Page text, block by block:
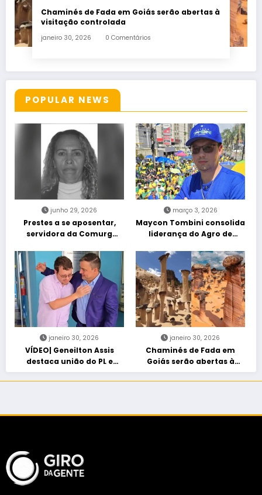
Chaminés de Fada em Goiás serão abertas à
visitação controlada
janeiro 30, 2026 0 Comentários
POPULAR NEWS
junho 29, 2026
Prestes a se aposentar,
servidora da Comurg
entra em protocolo de
morte encefálica
março 3, 2026
Maycon Tombini consolida
liderança do Agro de
“Acorda Brasil” em Goiânia
janeiro 30, 2026
VÍDEO| Geneilton Assis
destaca união do PL e
consolidação de apoio a
Maycon Tombini em Jataí
janeiro 30, 2026
Chaminés de Fada em
Goiás serão abertas à
visitação controlada